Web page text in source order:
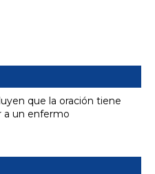
que la oración tiene
a un enfermo